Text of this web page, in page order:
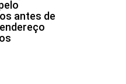
antes de